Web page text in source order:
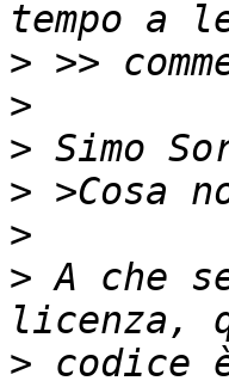
>
>
>
>
>
> A che
> codice